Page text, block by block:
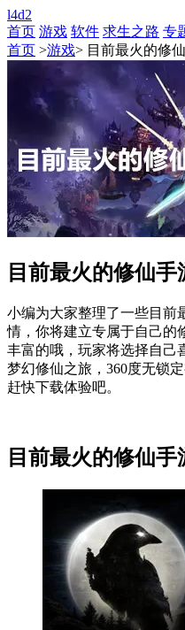
l4d2
首页 游戏 软件 求生之路 专
首页 >游戏> 目前最火的修
目前最火的修仙手
小编为大家整理了一些目前
情，你将建立专属于自己的
丰富的哦，玩家将选择自己
梦幻修仙之旅，360度无锁
赶快下载体验吧。
目前最火的修仙手